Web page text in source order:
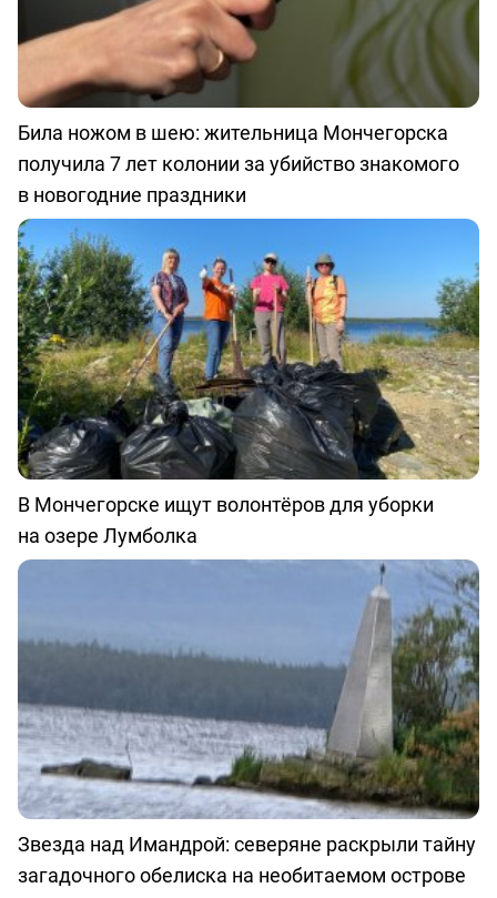
Била ножом в шею: жительница Мончегорска
получила 7 лет колонии за убийство знакомого
в новогодние праздники
В Мончегорске ищут волонтёров для уборки
на озере Лумболка
Звезда над Имандрой: северяне раскрыли тайну
загадочного обелиска на необитаемом острове